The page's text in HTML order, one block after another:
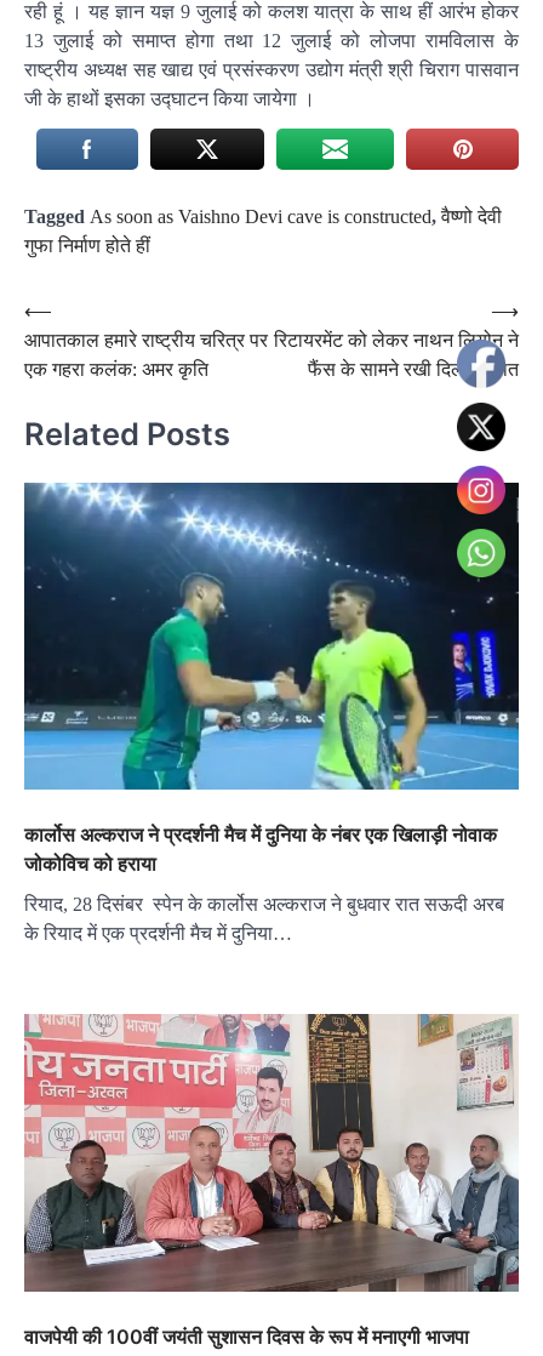
रही हूं । यह ज्ञान यज्ञ 9 जुलाई को कलश यात्रा के साथ हीं आरंभ होकर
13 जुलाई को समाप्त होगा तथा 12 जुलाई को लोजपा रामविलास के
राष्ट्रीय अध्यक्ष सह खाद्य एवं प्रसंस्करण उद्योग मंत्री श्री चिराग पासवान
जी के हाथों इसका उद्घाटन किया जायेगा ।
Tagged As soon as Vaishno Devi cave is constructed,वैष्णो देवी
गुफा निर्माण होते हीं
Post
navigation
⟵
आपातकाल हमारे राष्ट्रीय चरित्र पर
एक गहरा कलंक: अमर कृति
रिटायरमेंट को लेकर नाथन लियोन ने
फैंस के सामने रखी दिल की बात
⟶
Related Posts
कार्लोस अल्कराज ने प्रदर्शनी मैच में दुनिया के नंबर एक खिलाड़ी नोवाक
जोकोविच को हराया
रियाद, 28 दिसंबर स्पेन के कार्लोस अल्कराज ने बुधवार रात सऊदी अरब
के रियाद में एक प्रदर्शनी मैच में दुनिया…
वाजपेयी की 100वीं जयंती सुशासन दिवस के रूप में मनाएगी भाजपा